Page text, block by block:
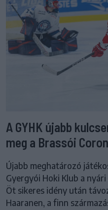
A GYHK újabb
meg a Brassói
Újabb meghatározó
Gyergyói Hoki Klub a
Öt sikeres idény után
Haaranen, a finn